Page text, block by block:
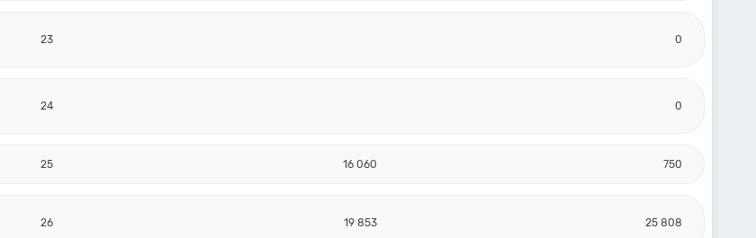
23 0
24 0
25 16 060 750
26 19 853 25 808